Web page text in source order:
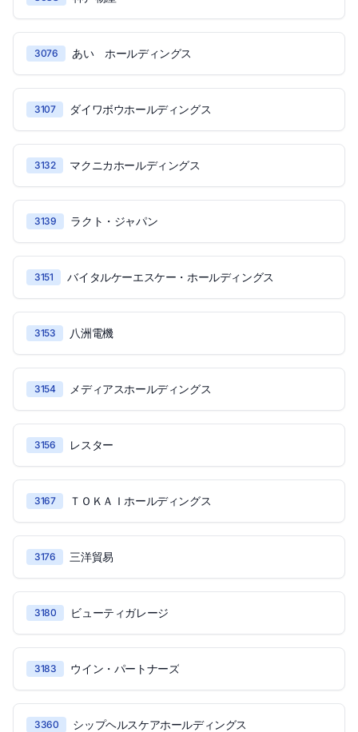
3076 あい ホールディングス
3107 ダイワボウホールディングス
3132 マクニカホールディングス
3139 ラクト・ジャパン
3151 バイタルケーエスケー・ホールディングス
3153 八洲電機
3154 メディアスホールディングス
3156 レスター
3167 ＴＯＫＡＩホールディングス
3176 三洋貿易
3180 ビューティガレージ
3183 ウイン・パートナーズ
3360 シップヘルスケアホールディングス